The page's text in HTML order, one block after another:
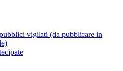
vigilati (da pubblicare in